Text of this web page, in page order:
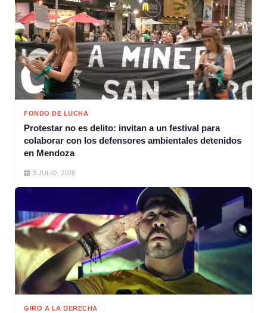
FONDO DE LUCHA
Protestar no es delito: invitan a un festival para
colaborar con los defensores ambientales detenidos
en Mendoza
3 JULIO, 2026
GIRO A LA DERECHA